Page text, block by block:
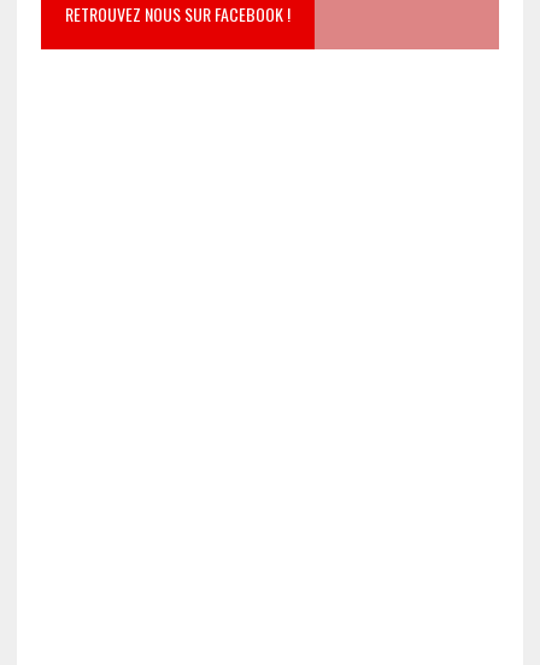
RETROUVEZ NOUS SUR FACEBOOK !